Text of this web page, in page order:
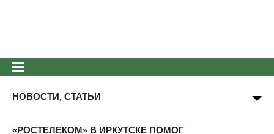
НОВОСТИ, СТАТЬИ
«РОСТЕЛЕКОМ» В ИРКУТСКЕ ПОМОГ